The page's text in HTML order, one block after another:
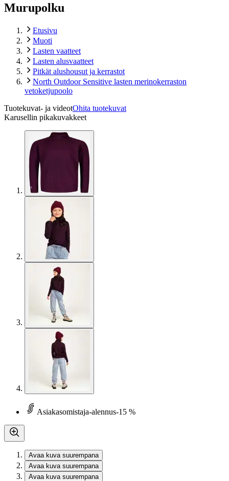
Murupolku
Etusivu
Muoti
Lasten vaatteet
Lasten alusvaatteet
Pitkät alushousut ja kerrastot
North Outdoor Sensitive lasten merinokerraston
vetoketjupoolo
Tuotekuvat- ja videotOhita tuotekuvat
Karusellin pikakuvakkeet
Asiakasomistaja-alennus-15 %
Avaa kuva suurempana
Avaa kuva suurempana
Avaa kuva suurempana